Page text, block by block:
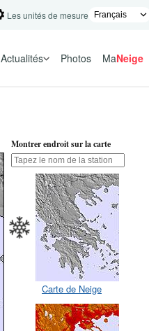
Les unités de mesure
Actualités Photos MaNeige
Montrer endroit sur la carte
Carte de Neige